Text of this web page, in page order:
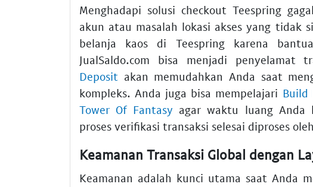
Menghadapi solusi checkout Teespring
akun atau masalah lokasi akses yang tidak
belanja kaos di Teespring karena
JualSaldo.com bisa menjadi penyelamat
Deposit akan memudahkan Anda saat
kompleks. Anda juga bisa mempelajari Build
Tower Of Fantasy agar waktu luang Anda
proses verifikasi transaksi selesai diproses
Keamanan Transaksi Global dengan
Keamanan adalah kunci utama saat Anda